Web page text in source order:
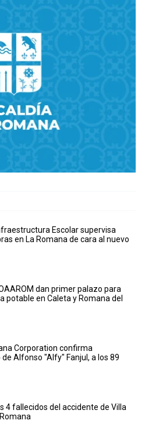
Escolar supervisa
en La Romana de cara al nuevo
dan primer palazo para
potable en Caleta y Romana del
Corporation confirma
Alfonso "Alfy" Fanjul, a los 89
4 fallecidos del accidente de Villa